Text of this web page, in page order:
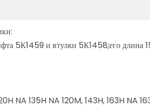
5К1459 и втулки 5К1458;его
NA 135H NA 120M, 143H, 163H NA